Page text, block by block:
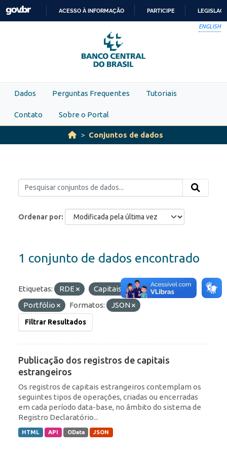
Skip to main content
PARA
O
CONTEÚDO
ACESSO À INFORMAÇÃO PARTICIPE
ENGLISH
Dados Perguntas Frequentes Tutoriais
Contato Sobre o Portal
Conjuntos de dados
Ordenar por
1 conjunto de dados encontrado
Etiquetas: RDE
Capitais Estrangeiros
Portfólio
Formatos: JSON
Filtrar Resultados
Publicação dos registros de capitais
estrangeiros
Os registros de capitais estrangeiros contemplam os
seguintes tipos de operações, criadas ou encerradas
em cada período data-base, no âmbito do sistema de
Registro Declaratório...
HTML API OData JSON